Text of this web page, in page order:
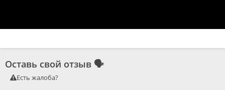
Оставь свой отзыв 🗣
Есть жалоба?